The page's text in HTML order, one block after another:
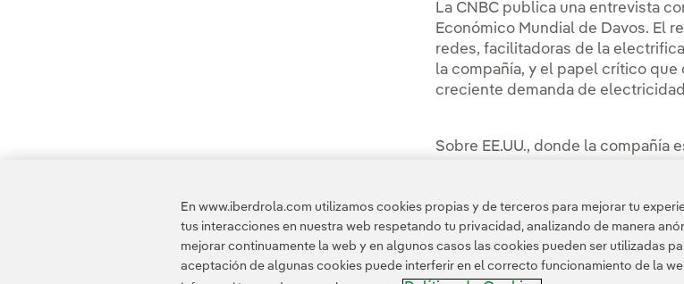
La CNBC publica una entrevista
Económico Mundial de Davos. El
redes, facilitadoras de la
la compañía, y el papel crítico
creciente demanda de
Sobre EE.UU., donde la compañía
incrementado su presencia e
administración Trump, y ha
En www.iberdrola.com utilizamos cookies propias y de terceros para mejorar tu
tus interacciones en nuestra web respetando tu privacidad, analizando de manera
mejorar continuamente la web y en algunos casos las cookies pueden ser utilizadas
aceptación de algunas cookies puede interferir en el correcto funcionamiento de la